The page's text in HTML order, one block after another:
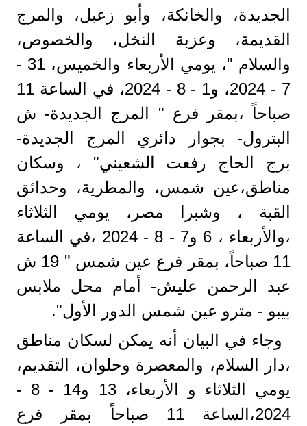
الجديدة، والخانكة، وأبو زعبل، والمرج
القديمة، وعزبة النخل، والخصوص،
والسلام "، يومي الأربعاء والخميس، 31 -
7 - 2024، و1 - 8 - 2024، في الساعة 11
صباحاً ،بمقر فرع " المرج الجديدة- ش
البترول- بجوار دائري المرج الجديدة-
برج الحاج رفعت الشعيني" ، وسكان
مناطق،عين شمس، والمطرية، وحدائق
القبة ، وشبرا مصر، يومي الثلاثاء
،والأربعاء ، 6 و7 - 8 - 2024 ،في الساعة
11 صباحاً، بمقر فرع عين شمس " 19 ش
عبد الرحمن عليش- أمام محل ملابس
بيبو - مترو عين شمس الدور الأول".
وجاء في البيان أنه يمكن لسكان مناطق
،دار السلام، والمعصرة وحلوان، التقديم،
يومي الثلاثاء و الأربعاء، 13 و14 - 8 -
2024،الساعة 11 صباحاً بمقر فرع